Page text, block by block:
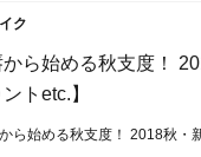
ク
から始める秋支度！
ントetc.】
ら始める秋支度！ 2018秋・